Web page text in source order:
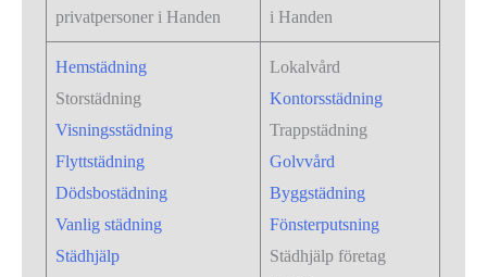
privatpersoner i Handen
i Handen
Hemstädning
Storstädning
Visningsstädning
Flyttstädning
Dödsbostädning
Vanlig städning
Städhjälp
Lokalvård
Kontorsstädning
Trappstädning
Golvvård
Byggstädning
Fönsterputsning
Städhjälp företag